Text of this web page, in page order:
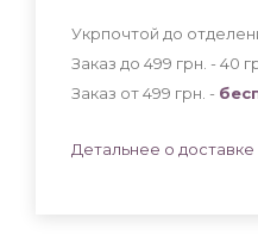
Укрпочтой до
Заказ до 499 грн. - 40
Заказ от 499 грн. -
Детальнее о доставке